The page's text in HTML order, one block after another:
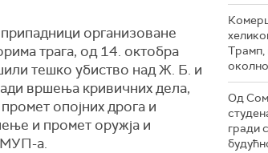
организоване
трага, од 14. октобра
тешко убиство над Ж. Б. и
вршења кривичних дела,
опојних дрога и
и промет оружја и
МУП-а.
Трамп,
Од
гради